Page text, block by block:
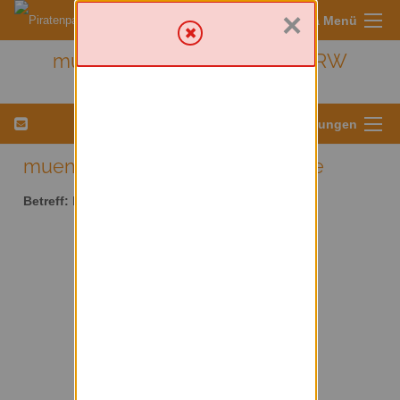
Sympa Menü
muenster - Kreis Münster/ NRW
Menü für Listeneinstellungen
muenster AT lists.piratenpartei.de
Betreff:
×